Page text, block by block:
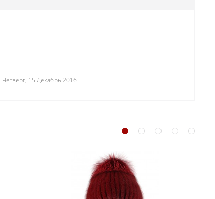
Четверг, 15 Декабрь 2016